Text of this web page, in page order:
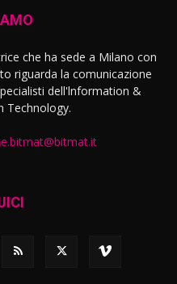
che ha sede a Milano con
riguarda la comunicazione
dell'lnformation &
Technology.